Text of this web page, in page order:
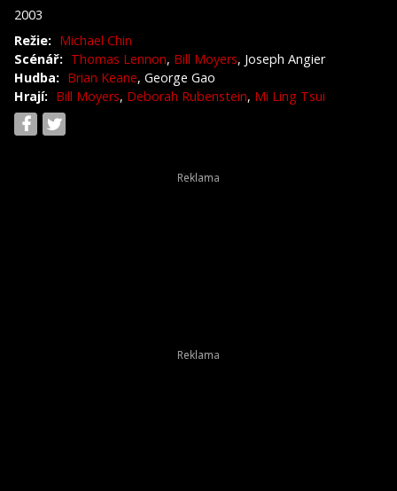
2003
Režie: Michael Chin
Scénář: Thomas Lennon, Bill Moyers, Joseph Angier
Hudba: Brian Keane, George Gao
Hrají: Bill Moyers, Deborah Rubenstein, Mi Ling Tsui